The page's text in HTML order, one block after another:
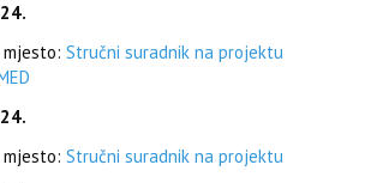
Stručni suradnik na projektu
Stručni suradnik na projektu